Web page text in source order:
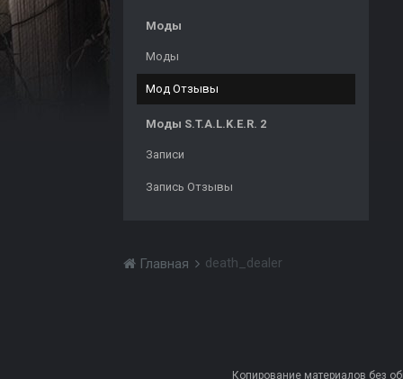
Моды
Моды
Мод Отзывы
Моды S.T.A.L.K.E.R. 2
Записи
Запись Отзывы
Главная death_dealer
Копирование материалов без